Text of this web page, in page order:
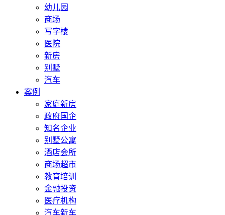
幼儿园
商场
写字楼
医院
新房
别墅
汽车
案例
家庭新房
政府国企
知名企业
别墅公寓
酒店会所
商场超市
教育培训
金融投资
医疗机构
汽车新车